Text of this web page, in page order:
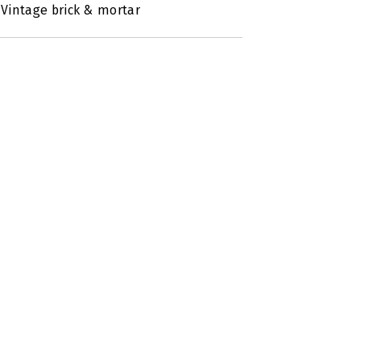
Vintage brick & mortar